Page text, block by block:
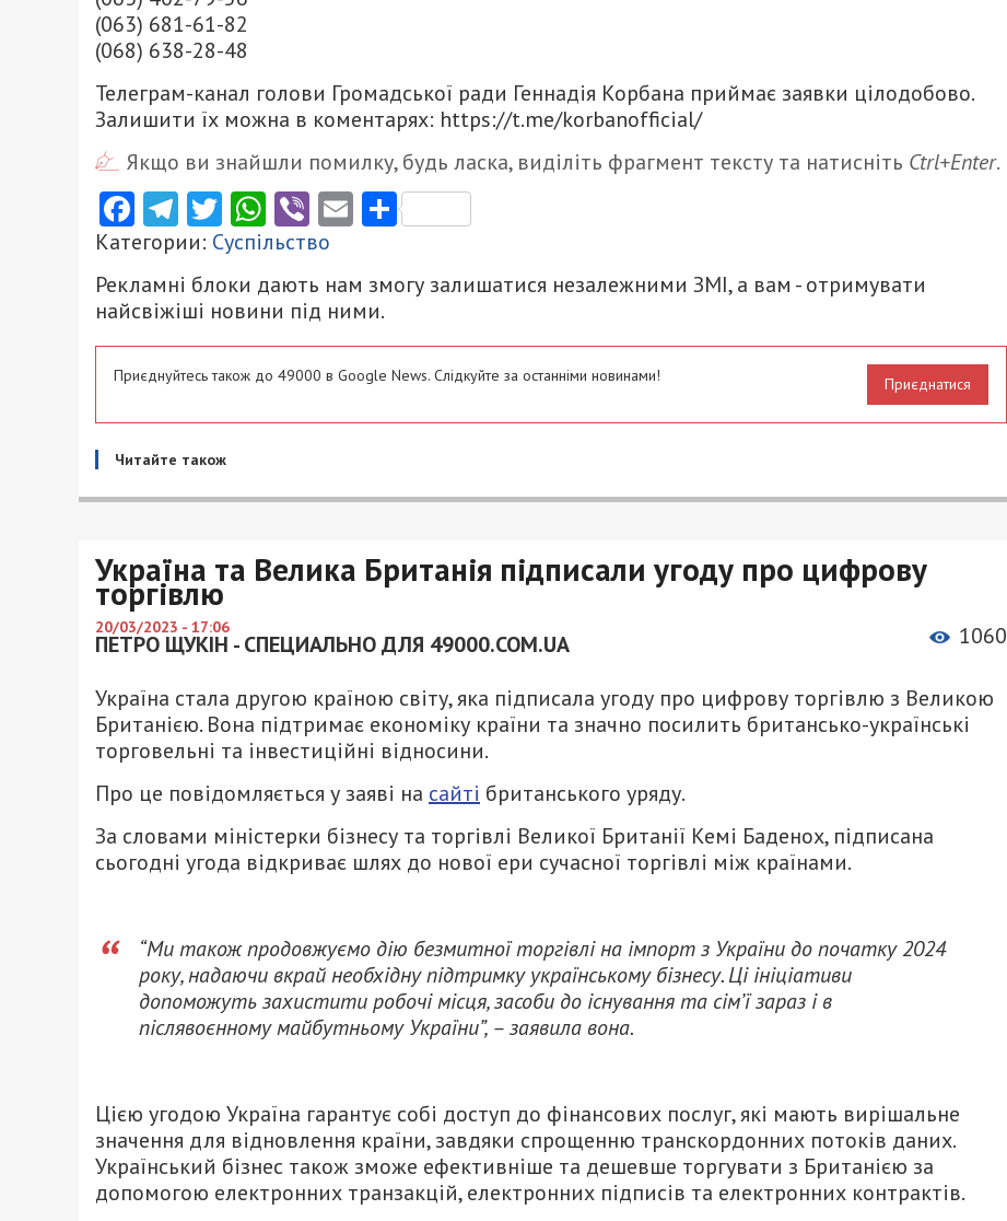
(063) 681-61-82
(068) 638-28-48
Телеграм-канал голови Громадської ради Геннадія Корбана приймає заявки цілодобово.
Залишити їх можна в коментарях: https://t.me/korbanofficial/
Якщо ви знайшли помилку, будь ласка, виділіть фрагмент тексту та натисніть Ctrl+Enter.
Facebook
Telegram
Twitter
WhatsApp
ViberEmailПоділитися
Категории: Суспільство
Рекламні блоки дають нам змогу залишатися незалежними ЗМІ, а вам - отримувати
найсвіжіші новини під ними.
Приєднуйтесь також до 49000 в Google News. Слідкуйте за останніми новинами! Приєднатися
Читайте також
Україна та Велика Британія підписали угоду про цифрову
торгівлю
20/03/2023 - 17:06
ПЕТРО ЩУКІН - СПЕЦИАЛЬНО ДЛЯ 49000.COM.UA 1060
Україна стала другою країною світу, яка підписала угоду про цифрову торгівлю з Великою
Британією. Вона підтримає економіку країни та значно посилить британсько-українські
торговельні та інвестиційні відносини.
Про це повідомляється у заяві на сайті британського уряду.
За словами міністерки бізнесу та торгівлі Великої Британії Кемі Баденох, підписана
сьогодні угода відкриває шлях до нової ери сучасної торгівлі між країнами.
“Ми також продовжуємо дію безмитної торгівлі на імпорт з України до початку 2024
року, надаючи вкрай необхідну підтримку українському бізнесу. Ці ініціативи
допоможуть захистити робочі місця, засоби до існування та сім’ї зараз і в
післявоєнному майбутньому України”, – заявила вона.
Цією угодою Україна гарантує собі доступ до фінансових послуг, які мають вирішальне
значення для відновлення країни, завдяки спрощенню транскордонних потоків даних.
Український бізнес також зможе ефективніше та дешевше торгувати з Британією за
допомогою електронних транзакцій, електронних підписів та електронних контрактів.